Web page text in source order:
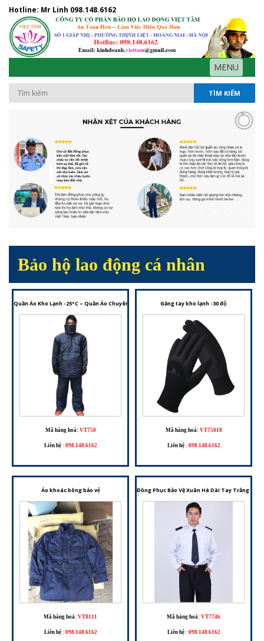
Hotline: Mr Linh 098.148.6162
MENU
TÌM KIẾM
Bảo hộ lao động cá nhân
Quần Áo Kho Lạnh -25°C – Quần Áo Chuyên Dụng Giữ Nhiệt Cho Môi Trường Âm Sâu
Mã hàng hoá: VT750
Liên hệ : 098.148.6162
Găng tay kho lạnh -30 độ
Mã hàng hoá: VT75018
Liên hệ : 098.148.6162
Áo khoác bông bảo vệ
Mã hàng hoá: VT8111
Liên hệ : 098.148.6162
Đồng Phục Bảo Vệ Xuân Hè Dài Tay Trắng –
Mã hàng hoá: VT7746
Liên hệ : 098.148.6162